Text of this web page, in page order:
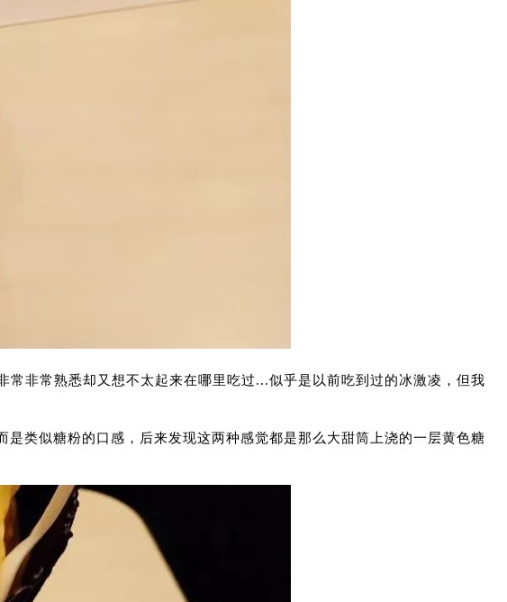
非常熟悉却又想不太起来在哪里吃过...似乎是以前吃到过的冰激凌，但我
类似糖粉的口感，后来发现这两种感觉都是那么大甜筒上浇的一层黄色糖